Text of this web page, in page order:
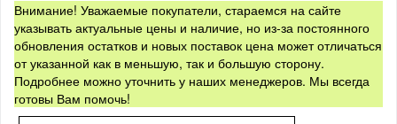
Внимание! Уважаемые покупатели, стараемся на сайте
указывать актуальные цены и наличие, но из-за постоянного
обновления остатков и новых поставок цена может отличаться
от указанной как в меньшую, так и большую сторону.
Подробнее можно уточнить у наших менеджеров. Мы всегда
готовы Вам помочь!